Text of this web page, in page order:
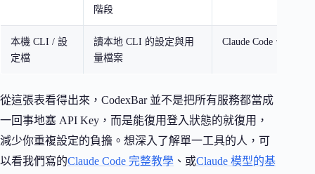
階段
本機 CLI / 設
定檔
讀本地 CLI 的設定與用
量檔案
Claude Code、Codex
從這張表看得出來，CodexBar 並不是把所有服務都當成
一回事地塞 API Key，而是能復用登入狀態的就復用，
減少你重複設定的負擔。想深入了解單一工具的人，可
以看我們寫的Claude Code 完整教學 、或Claude 模型的基